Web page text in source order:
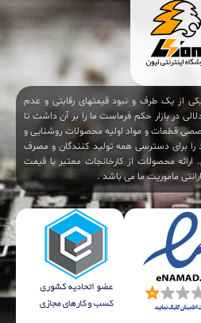
از یک طرف و نبود قیمتهای رقابتی و عدم
در بازار حکم فرماست ما را بر آن داشت تا
قطعات و مواد اولیه محصولات روشنایی و
را برای دسترسی همه تولید کنندگان و مصرف
ارائه محصولات از کارخانجات معتبر با قیمت
ماموریت ما می باشد .